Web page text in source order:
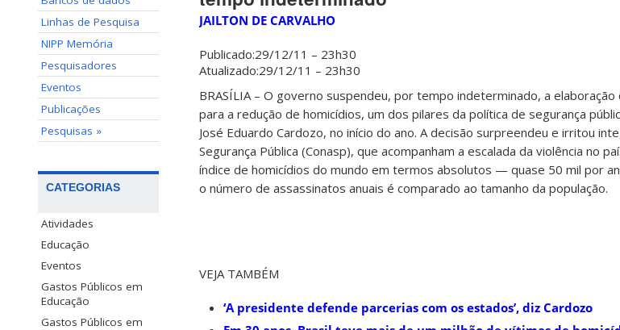
Linhas de Pesquisa
NIPP Memória
Pesquisadores
Eventos
Publicações
Pesquisas »
CATEGORIAS
Atividades
Educação
Eventos
Gastos Públicos em
Educação
Gastos Públicos em
JAILTON DE CARVALHO
Publicado:29/12/11 – 23h30
Atualizado:29/12/11 – 23h30
BRASÍLIA – O governo suspendeu, por tempo indeterminado, a elaboração
para a redução de homicídios, um dos pilares da política de segurança
José Eduardo Cardozo, no início do ano. A decisão surpreendeu e irritou
Segurança Pública (Conasp), que acompanham a escalada da violência no
índice de homicídios do mundo em termos absolutos — quase 50 mil por
o número de assassinatos anuais é comparado ao tamanho da população.
VEJA TAMBÉM
‘A presidente defende parcerias com os estados’, diz Cardozo